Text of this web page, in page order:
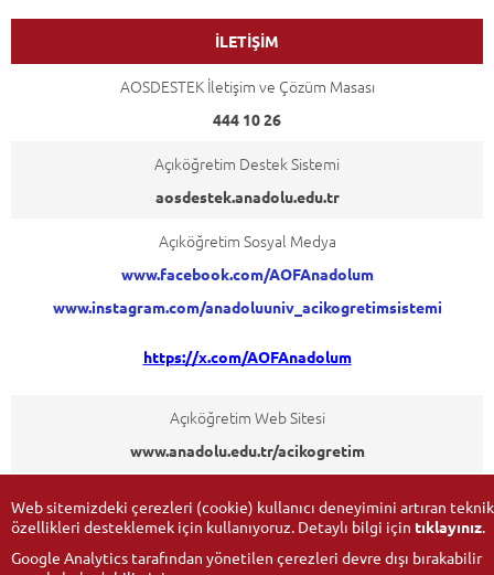
İLETİŞİM
AOSDESTEK İletişim ve Çözüm Masası
444 10 26
Açıköğretim Destek Sistemi
aosdestek.anadolu.edu.tr
Açıköğretim Sosyal Medya
www.facebook.com/AOFAnadolum
www.instagram.com/anadoluuniv_acikogretimsistemi
https://x.com/AOFAnadolum
Açıköğretim Web Sitesi
www.anadolu.edu.tr/acikogretim
Web sitemizdeki çerezleri (cookie) kullanıcı deneyimini artıran teknik
özellikleri desteklemek için kullanıyoruz. Detaylı bilgi için tıklayınız.
Google Analytics tarafından yönetilen çerezleri devre dışı bırakabilir